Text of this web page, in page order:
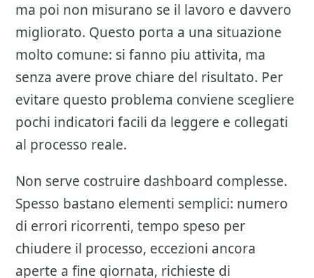
ma poi non misurano se il lavoro e davvero
migliorato. Questo porta a una situazione
molto comune: si fanno piu attivita, ma
senza avere prove chiare del risultato. Per
evitare questo problema conviene scegliere
pochi indicatori facili da leggere e collegati
al processo reale.
Non serve costruire dashboard complesse.
Spesso bastano elementi semplici: numero
di errori ricorrenti, tempo speso per
chiudere il processo, eccezioni ancora
aperte a fine giornata, richieste di